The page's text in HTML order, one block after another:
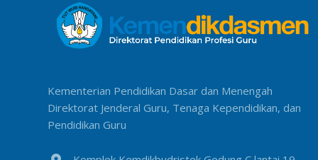
Kementerian Pendidikan Dasar dan Menengah
Direktorat Jenderal Guru, Tenaga Kependidikan, dan
Pendidikan Guru